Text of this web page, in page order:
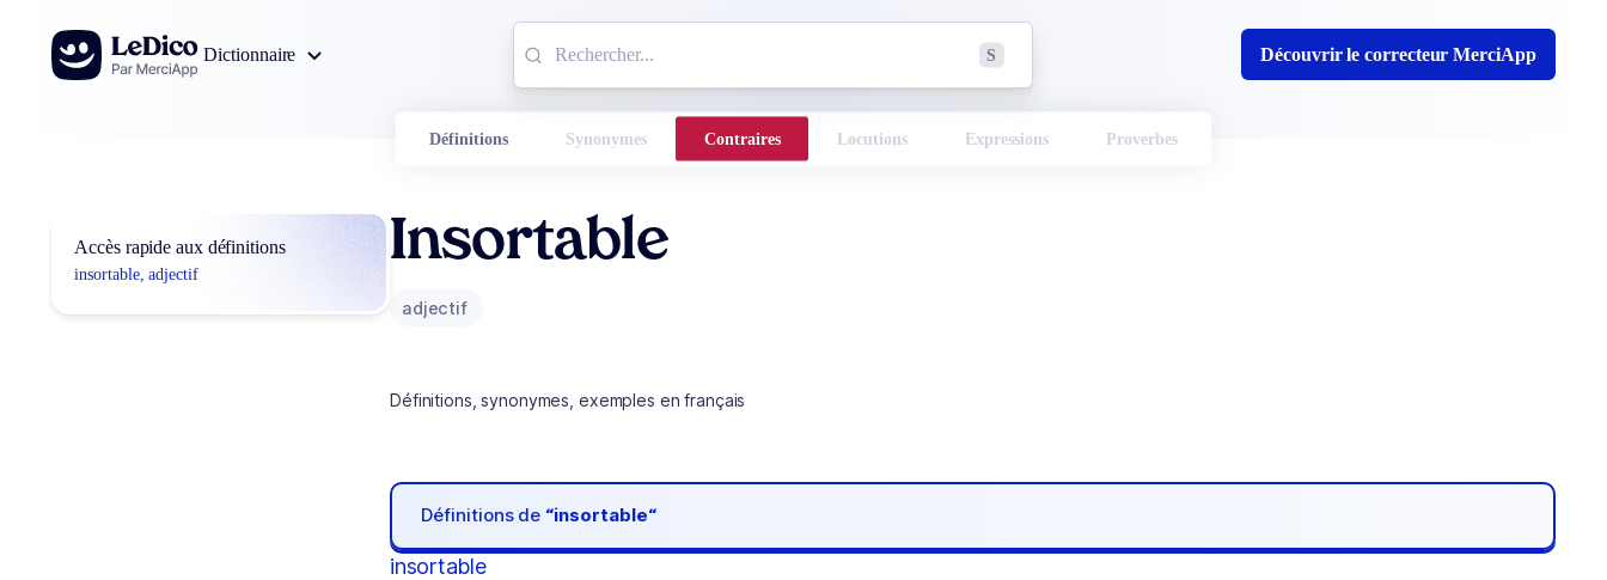
Aller au contenu
Dictionnaire
S Découvrir le correcteur MerciApp
Définitions Synonymes Contraires Locutions Expressions Proverbes
Accès rapide aux définitions
insortable, adjectif
Insortable
adjectif
Définitions, synonymes, exemples en français
Définitions de “insortable“
insortable